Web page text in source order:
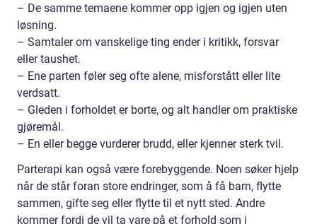
– De samme temaene kommer opp igjen og igjen uten
løsning.
– Samtaler om vanskelige ting ender i kritikk, forsvar
eller taushet.
– Ene parten føler seg ofte alene, misforstått eller lite
verdsatt.
– Gleden i forholdet er borte, og alt handler om praktiske
gjøremål.
– En eller begge vurderer brudd, eller kjenner sterk tvil.
Parterapi kan også være forebyggende. Noen søker hjelp
når de står foran store endringer, som å få barn, flytte
sammen, gifte seg eller flytte til et nytt sted. Andre
kommer fordi de vil ta vare på et forhold som i